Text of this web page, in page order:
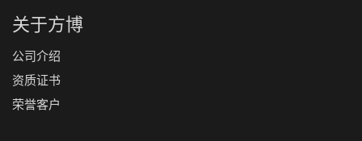
关于方博
公司介绍
资质证书
荣誉客户